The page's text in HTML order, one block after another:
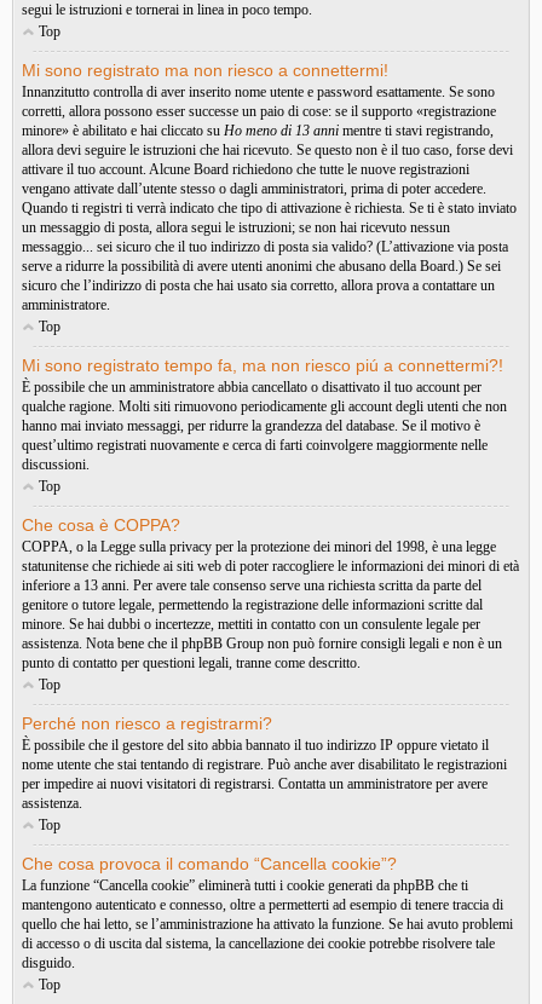
segui le istruzioni e tornerai in linea in poco tempo.
Top
Mi sono registrato ma non riesco a connettermi!
Innanzitutto controlla di aver inserito nome utente e password esattamente. Se sono
corretti, allora possono esser successe un paio di cose: se il supporto «registrazione
minore» è abilitato e hai cliccato su Ho meno di 13 anni mentre ti stavi registrando,
allora devi seguire le istruzioni che hai ricevuto. Se questo non è il tuo caso, forse devi
attivare il tuo account. Alcune Board richiedono che tutte le nuove registrazioni
vengano attivate dall’utente stesso o dagli amministratori, prima di poter accedere.
Quando ti registri ti verrà indicato che tipo di attivazione è richiesta. Se ti è stato inviato
un messaggio di posta, allora segui le istruzioni; se non hai ricevuto nessun
messaggio... sei sicuro che il tuo indirizzo di posta sia valido? (L’attivazione via posta
serve a ridurre la possibilità di avere utenti anonimi che abusano della Board.) Se sei
sicuro che l’indirizzo di posta che hai usato sia corretto, allora prova a contattare un
amministratore.
Top
Mi sono registrato tempo fa, ma non riesco piú a connettermi?!
È possibile che un amministratore abbia cancellato o disattivato il tuo account per
qualche ragione. Molti siti rimuovono periodicamente gli account degli utenti che non
hanno mai inviato messaggi, per ridurre la grandezza del database. Se il motivo è
quest’ultimo registrati nuovamente e cerca di farti coinvolgere maggiormente nelle
discussioni.
Top
Che cosa è COPPA?
COPPA, o la Legge sulla privacy per la protezione dei minori del 1998, è una legge
statunitense che richiede ai siti web di poter raccogliere le informazioni dei minori di età
inferiore a 13 anni. Per avere tale consenso serve una richiesta scritta da parte del
genitore o tutore legale, permettendo la registrazione delle informazioni scritte dal
minore. Se hai dubbi o incertezze, mettiti in contatto con un consulente legale per
assistenza. Nota bene che il phpBB Group non può fornire consigli legali e non è un
punto di contatto per questioni legali, tranne come descritto.
Top
Perché non riesco a registrarmi?
È possibile che il gestore del sito abbia bannato il tuo indirizzo IP oppure vietato il
nome utente che stai tentando di registrare. Può anche aver disabilitato le registrazioni
per impedire ai nuovi visitatori di registrarsi. Contatta un amministratore per avere
assistenza.
Top
Che cosa provoca il comando “Cancella cookie”?
La funzione “Cancella cookie” eliminerà tutti i cookie generati da phpBB che ti
mantengono autenticato e connesso, oltre a permetterti ad esempio di tenere traccia di
quello che hai letto, se l’amministrazione ha attivato la funzione. Se hai avuto problemi
di accesso o di uscita dal sistema, la cancellazione dei cookie potrebbe risolvere tale
disguido.
Top